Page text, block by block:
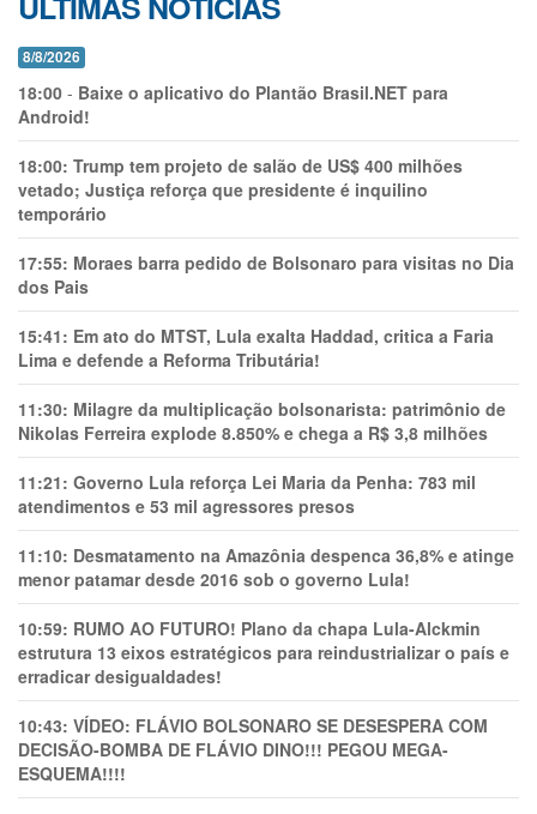
8/8/2026
18:00 - Baixe o aplicativo do Plantão Brasil.NET para
Android!
18:00: Trump tem projeto de salão de US$ 400 milhões
vetado; Justiça reforça que presidente é inquilino
temporário
17:55: Moraes barra pedido de Bolsonaro para visitas no Dia
dos Pais
15:41: Em ato do MTST, Lula exalta Haddad, critica a Faria
Lima e defende a Reforma Tributária!
11:30: Milagre da multiplicação bolsonarista: patrimônio de
Nikolas Ferreira explode 8.850% e chega a R$ 3,8 milhões
11:21: Governo Lula reforça Lei Maria da Penha: 783 mil
atendimentos e 53 mil agressores presos
11:10: Desmatamento na Amazônia despenca 36,8% e atinge
menor patamar desde 2016 sob o governo Lula!
10:59: RUMO AO FUTURO! Plano da chapa Lula-Alckmin
estrutura 13 eixos estratégicos para reindustrializar o país e
erradicar desigualdades!
10:43: VÍDEO: FLÁVIO BOLSONARO SE DESESPERA COM
DECISÃO-BOMBA DE FLÁVIO DINO!!! PEGOU MEGA-
ESQUEMA!!!!